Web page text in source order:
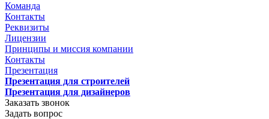
Команда
Контакты
Реквизиты
Лицензии
Принципы и миссия компании
Контакты
Презентация
Презентация для строителей
Презентация для дизайнеров
Заказать звонок
Задать вопрос